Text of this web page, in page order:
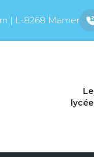
| L-8268 Mamer
Le
lycée